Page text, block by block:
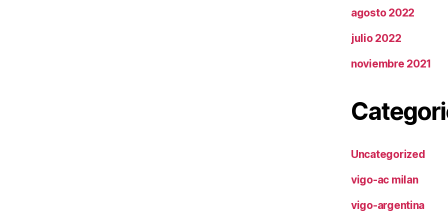
agosto 2022
julio 2022
noviembre 2021
Uncategorized
vigo-ac milan
vigo-argentina